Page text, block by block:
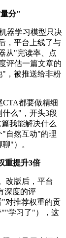
分"
器学习模型只决
，平台上线了与
从"完读率、点
评估一篇文章的
"，被推送给非粉
CTA都要做精细
么"，开头3段
我能解决什么
"自然互动"的理
"）。
重提升3倍
改版后，平台
深度的评
"对推荐权重的贡
学习了"），这